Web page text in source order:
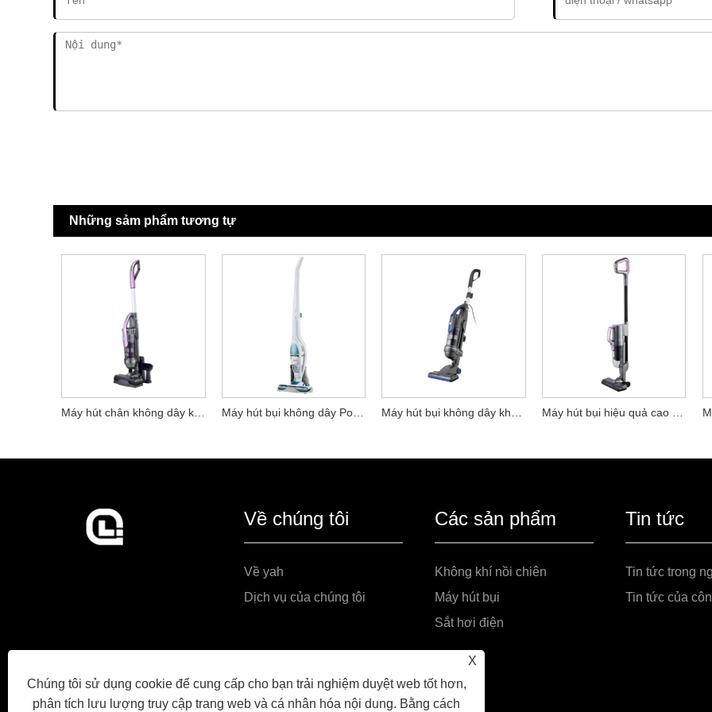
Những sảm phẩm tương tự
Máy hút bụi không dây PowerPro
Về chúng tôi
Về yah
Dịch vụ của chúng tôi
Các sản phẩm
Không khí nồi chiên
Máy hút bụi
Sắt hơi điện
Tin tức
Tin tức trong
Tin tức của
X
Chúng tôi sử dụng cookie để cung cấp cho bạn trải nghiệm duyệt web tốt hơn,
phân tích lưu lượng truy cập trang web và cá nhân hóa nội dung. Bằng cách